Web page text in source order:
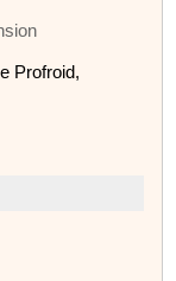
Profroid,